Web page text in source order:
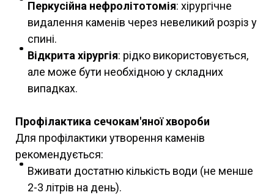
Перкусійна нефролітотомія: хірургічне
видалення каменів через невеликий розріз у
спині.
Відкрита хірургія: рідко використовується,
але може бути необхідною у складних
випадках.
Профілактика сечокам'яної хвороби
Для профілактики утворення каменів
рекомендується:
Вживати достатню кількість води (не менше
2-3 літрів на день).